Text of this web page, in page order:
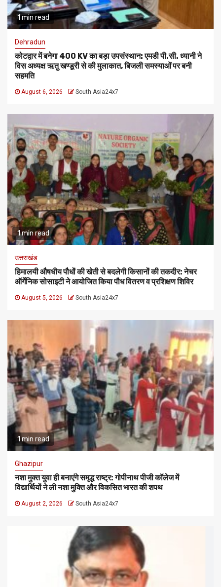
1 min read
Dehradun
कोटद्वार में बनेगा 400 KV का बड़ा उपसंस्थान: एमडी पी.सी. ध्यानी ने
विस अध्यक्ष ऋतु खण्डूरी से की मुलाकात, बिजली समस्याओं पर बनी
सहमति
August 6, 2026 South Asia24x7
1 min read
उत्तराखंड
हिमालयी औषधीय पौधों की खेती से बदलेगी किसानों की तकदीर: नेचर
ऑर्गेनिक सोसाइटी ने आयोजित किया पौध वितरण व प्रशिक्षण शिविर
August 5, 2026 South Asia24x7
1 min read
Ghazipur
नशा मुक्त युवा ही बनाएंगे समृद्ध राष्ट्र: गोपीनाथ पीजी कॉलेज में
विद्यार्थियों ने ली नशा मुक्ति और विकसित भारत की शपथ
August 2, 2026 South Asia24x7